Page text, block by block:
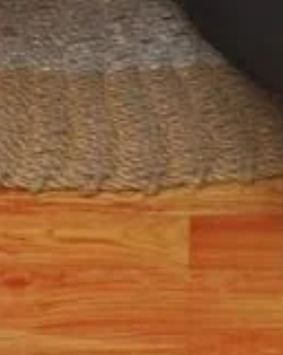
Arga & Dira
Kami berharap Anda